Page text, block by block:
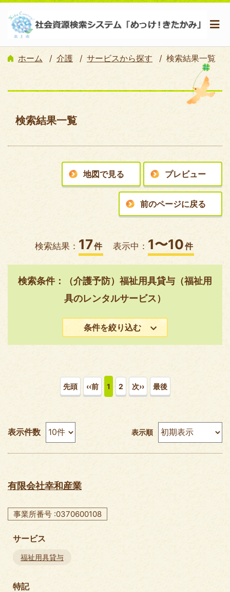
ホーム 介護 サービスから探す 検索結果一覧
検索結果一覧
地図で見る プレビュー
前のページに戻る
検索結果： 17件 表示中： 1〜10件
検索条件：（介護予防）福祉用具貸与（福祉用
具のレンタルサービス）
条件を絞り込む
表示件数
先頭 ‹‹前 1 2 次›› 最後
表示順
有限会社幸和産業
事業所番号 :0370600108
サービス
福祉用具貸与
特記